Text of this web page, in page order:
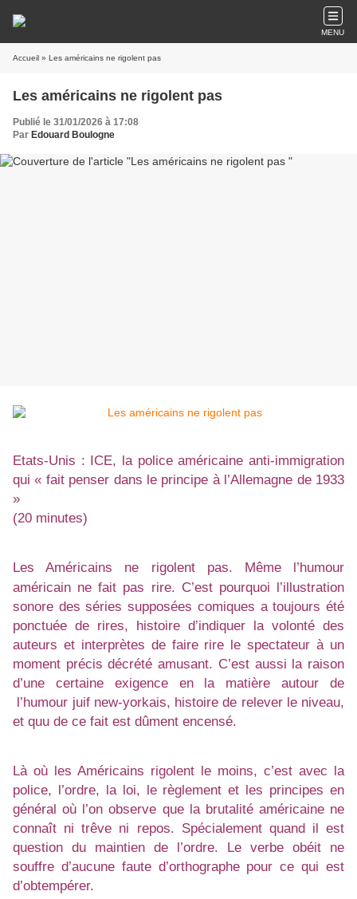
MENU
Accueil » Les américains ne rigolent pas
Les américains ne rigolent pas
Publié le 31/01/2026 à 17:08
Par Edouard Boulogne
Etats-Unis : ICE, la police américaine anti-immigration
qui « fait penser dans le principe à l’Allemagne de 1933
»
(20 minutes)
Les Américains ne rigolent pas. Même l’humour
américain ne fait pas rire. C’est pourquoi l’illustration
sonore des séries supposées comiques a toujours été
ponctuée de rires, histoire d’indiquer la volonté des
auteurs et interprètes de faire rire le spectateur à un
moment précis décrété amusant. C’est aussi la raison
d’une certaine exigence en la matière autour de
l’humour juif new-yorkais, histoire de relever le niveau,
et quu de ce fait est dûment encensé.
Là où les Américains rigolent le moins, c’est avec la
police, l’ordre, la loi, le règlement et les principes en
général où l’on observe que la brutalité américaine ne
connaît ni trêve ni repos. Spécialement quand il est
question du maintien de l’ordre. Le verbe obéit ne
souffre d’aucune faute d’orthographe pour ce qui est
d’obtempérer.